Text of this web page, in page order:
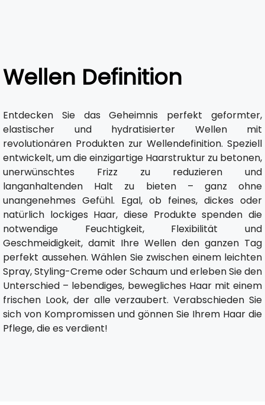
Wellen Definition
Entdecken Sie das Geheimnis perfekt geformter,
elastischer und hydratisierter Wellen mit
revolutionären Produkten zur Wellendefinition. Speziell
entwickelt, um die einzigartige Haarstruktur zu betonen,
unerwünschtes Frizz zu reduzieren und
langanhaltenden Halt zu bieten – ganz ohne
unangenehmes Gefühl. Egal, ob feines, dickes oder
natürlich lockiges Haar, diese Produkte spenden die
notwendige Feuchtigkeit, Flexibilität und
Geschmeidigkeit, damit Ihre Wellen den ganzen Tag
perfekt aussehen. Wählen Sie zwischen einem leichten
Spray, Styling-Creme oder Schaum und erleben Sie den
Unterschied – lebendiges, bewegliches Haar mit einem
frischen Look, der alle verzaubert. Verabschieden Sie
sich von Kompromissen und gönnen Sie Ihrem Haar die
Pflege, die es verdient!